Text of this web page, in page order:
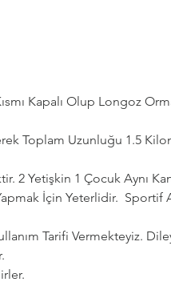
Kapalı Olup Longoz
Toplam Uzunluğu 1.5
2 Yetişkin 1 Çocuk Aynı
İçin Yeterlidir.  Sportif
Tarifi Vermekteyiz.